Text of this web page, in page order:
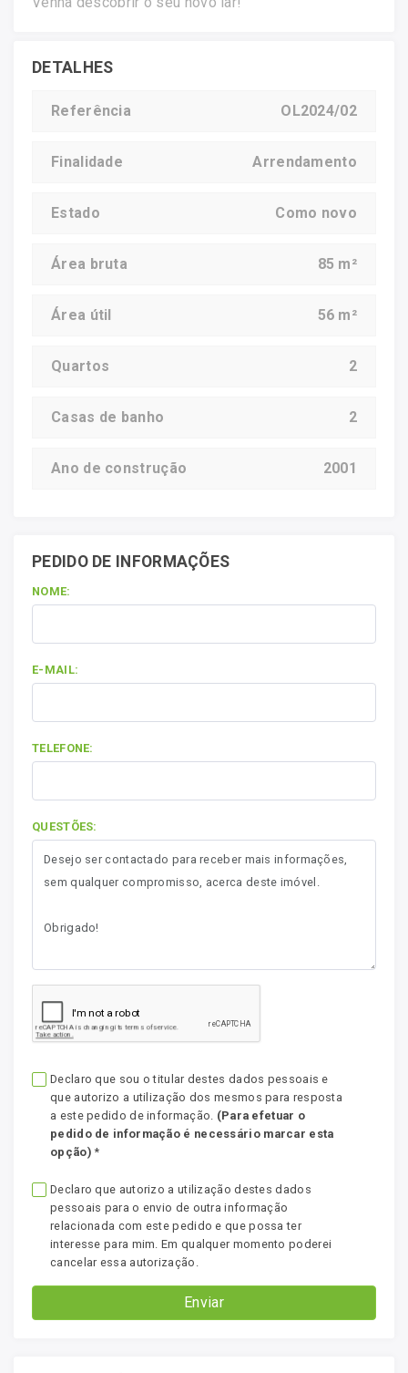
DETALHES
Referência OL2024/02
Finalidade Arrendamento
Estado Como novo
Área bruta 85 m²
Área útil 56 m²
Quartos 2
Casas de banho 2
Ano de construção 2001
PEDIDO DE INFORMAÇÕES
NOME:
E-MAIL:
TELEFONE:
QUESTÕES:
Declaro que sou o titular destes dados pessoais e
que autorizo a utilização dos mesmos para resposta
a este pedido de informação. (Para efetuar o
pedido de informação é necessário marcar esta
opção) *
Declaro que autorizo a utilização destes dados
pessoais para o envio de outra informação
relacionada com este pedido e que possa ter
interesse para mim. Em qualquer momento poderei
cancelar essa autorização.
Enviar